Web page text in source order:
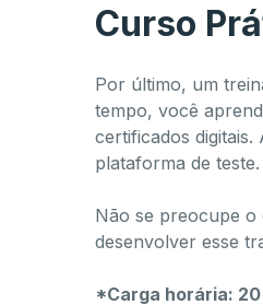
Curso
Por último, um
tempo, você
certificados
plataforma de teste.
Não se preocupe o
desenvolver esse
*Carga horária: